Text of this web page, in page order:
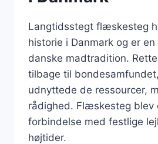
Langtidsstegt flæskesteg
historie i Danmark og er
danske madtradition.
tilbage til
udnyttede de ressourcer,
rådighed. Flæskesteg blev
forbindelse med festlige
højtider.